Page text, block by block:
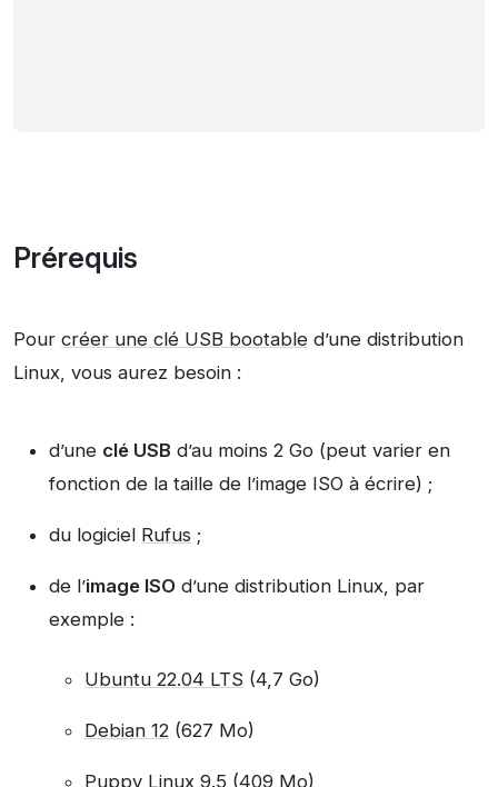
Prérequis
Pour créer une clé USB bootable d’une distribution
Linux, vous aurez besoin :
d’une clé USB d’au moins 2 Go (peut varier en
fonction de la taille de l’image ISO à écrire) ;
du logiciel Rufus ;
de l’image ISO d’une distribution Linux, par
exemple :
Ubuntu 22.04 LTS (4,7 Go)
Debian 12 (627 Mo)
Puppy Linux 9.5 (409 Mo)